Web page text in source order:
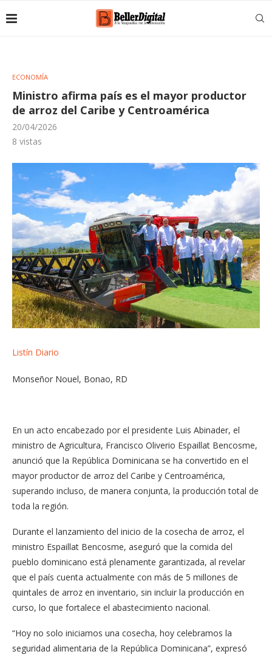
ECONOMÍA
Ministro afirma país es el mayor productor
de arroz del Caribe y Centroamérica
20/04/2026
8 vistas
Listín Diario
Monseñor Nouel, Bonao, RD
En un acto encabezado por el presidente Luis Abinader, el
ministro de Agricultura, Francisco Oliverio Espaillat Bencosme,
anunció que la República Dominicana se ha convertido en el
mayor productor de arroz del Caribe y Centroamérica,
superando incluso, de manera conjunta, la producción total de
toda la región.
Durante el lanzamiento del inicio de la cosecha de arroz, el
ministro Espaillat Bencosme, aseguró que la comida del
pueblo dominicano está plenamente garantizada, al revelar
que el país cuenta actualmente con más de 5 millones de
quintales de arroz en inventario, sin incluir la producción en
curso, lo que fortalece el abastecimiento nacional.
“Hoy no solo iniciamos una cosecha, hoy celebramos la
seguridad alimentaria de la República Dominicana”, expresó